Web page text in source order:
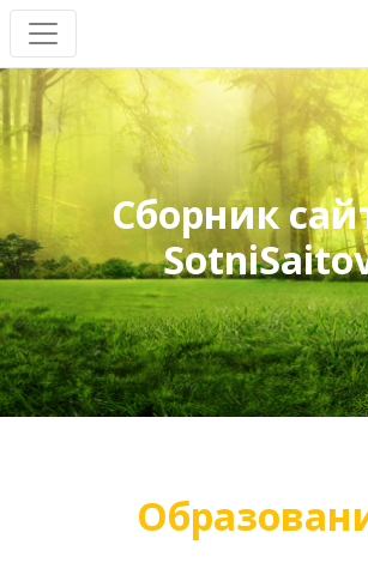
Сборник